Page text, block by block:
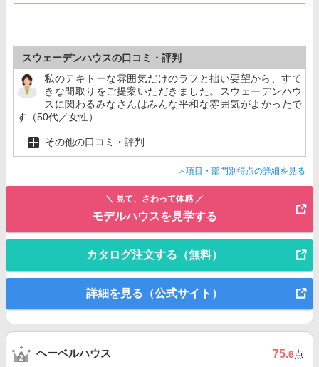
スウェーデンハウスの口コミ・評判
私のテキトーな雰囲気だけのラフと拙い要望から、すて
きな間取りをご提案いただきました。スウェーデンハウ
スに関わるみなさんはみんな平和な雰囲気がよかったで
す（50代／女性）
その他の口コミ・評判
＞項目・部門別得点の詳細を見る
＼ 見て、さわって体感 ／
モデルハウスを見学する
カタログ注文する（無料）
詳細を見る（公式サイト）
ヘーベルハウス 75.6点